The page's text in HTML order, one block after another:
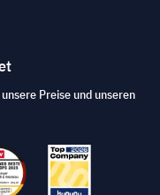
Preise und unseren